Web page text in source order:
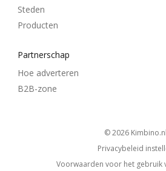
Steden
Producten
Partnerschap
Hoe adverteren
B2B-zone
© 2026
kimbino.nl
Privacybeleid
Voorwaarden voor het gebruik